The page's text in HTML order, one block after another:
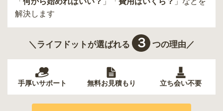
解決します
＼ライフドットが選ばれる ３ つの理由／
手厚いサポート 無料お見積もり 立ち会い不要